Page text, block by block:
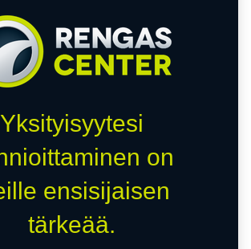
Yksityisyytesi
on
ensisijaisen
tärkeää.